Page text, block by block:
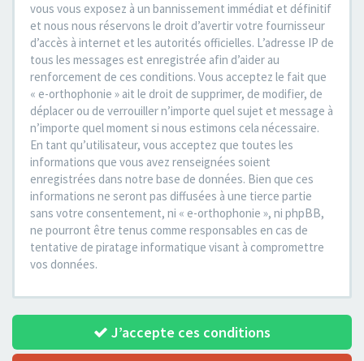
vous vous exposez à un bannissement immédiat et définitif
et nous nous réservons le droit d’avertir votre fournisseur
d’accès à internet et les autorités officielles. L’adresse IP de
tous les messages est enregistrée afin d’aider au
renforcement de ces conditions. Vous acceptez le fait que
« e-orthophonie » ait le droit de supprimer, de modifier, de
déplacer ou de verrouiller n’importe quel sujet et message à
n’importe quel moment si nous estimons cela nécessaire.
En tant qu’utilisateur, vous acceptez que toutes les
informations que vous avez renseignées soient
enregistrées dans notre base de données. Bien que ces
informations ne seront pas diffusées à une tierce partie
sans votre consentement, ni « e-orthophonie », ni phpBB,
ne pourront être tenus comme responsables en cas de
tentative de piratage informatique visant à compromettre
vos données.
J’accepte ces conditions